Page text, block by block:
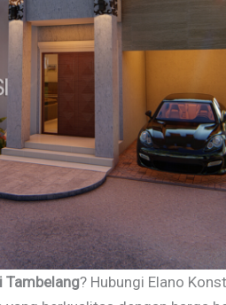
Tambelang? Hubungi Elano